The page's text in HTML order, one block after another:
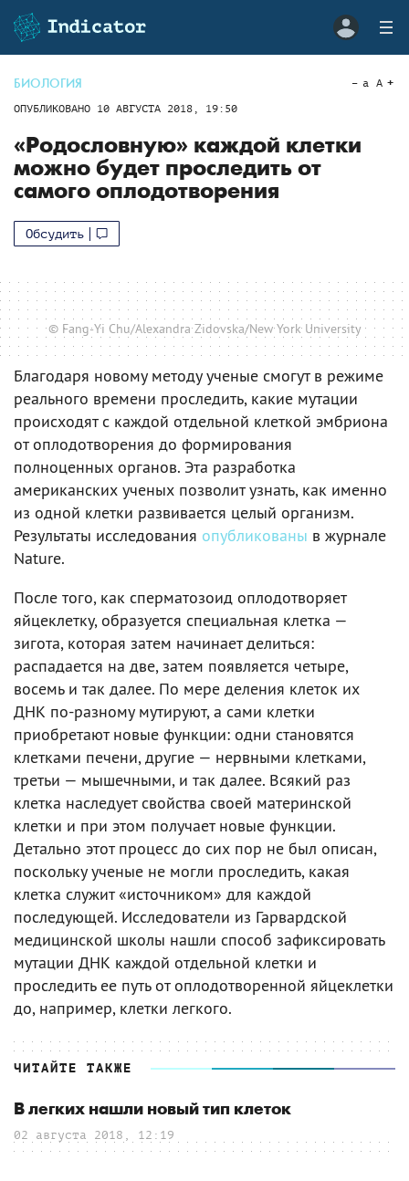
БИОЛОГИЯ
ОПУБЛИКОВАНО 10 АВГУСТА 2018, 19:50
a A
«Родословную» каждой клетки
можно будет проследить от
самого оплодотворения
Обсудить
© Fang-Yi Chu/Alexandra Zidovska/New York University
Благодаря новому методу ученые смогут в режиме
реального времени проследить, какие мутации
происходят с каждой отдельной клеткой эмбриона
от оплодотворения до формирования
полноценных органов. Эта разработка
американских ученых позволит узнать, как именно
из одной клетки развивается целый организм.
Результаты исследования опубликованы в журнале
Nature.
После того, как сперматозоид оплодотворяет
яйцеклетку, образуется специальная клетка —
зигота, которая затем начинает делиться:
распадается на две, затем появляется четыре,
восемь и так далее. По мере деления клеток их
ДНК по-разному мутируют, а сами клетки
приобретают новые функции: одни становятся
клетками печени, другие — нервными клетками,
третьи — мышечными, и так далее. Всякий раз
клетка наследует свойства своей материнской
клетки и при этом получает новые функции.
Детально этот процесс до сих пор не был описан,
поскольку ученые не могли проследить, какая
клетка служит «источником» для каждой
последующей. Исследователи из Гарвардской
медицинской школы нашли способ зафиксировать
мутации ДНК каждой отдельной клетки и
проследить ее путь от оплодотворенной яйцеклетки
до, например, клетки легкого.
ЧИТАЙТЕ ТАКЖЕ
В легких нашли новый тип клеток
02 августа 2018, 12:19